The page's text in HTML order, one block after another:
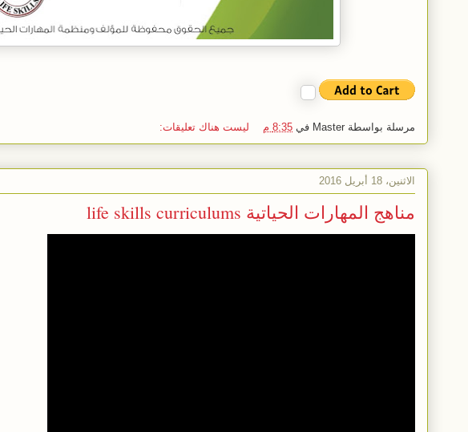
مرسلة بواسطة Master في 8:35 م ليست هناك تعليقات:
الاثنين، 18 أبريل 2016
مناهج المهارات الحياتية life skills curriculums